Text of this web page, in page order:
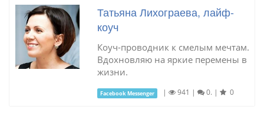
Татьяна Лихограева, лайф-
коуч
Коуч-проводник к смелым мечтам.
Вдохновляю на яркие перемены в
жизни.
Facebook Messenger | 941 | 0. | 0